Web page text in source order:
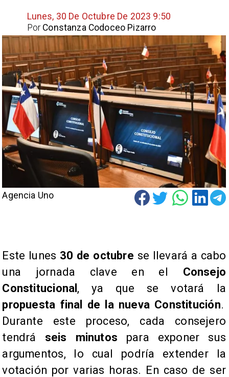
Lunes, 30 De Octubre De 2023 9:50
Constanza Codoceo Pizarro
Por
Agencia Uno
Este lunes 30 de octubre se llevará a cabo
una jornada clave en el Consejo
Constitucional , ya que se votará la
propuesta final de la nueva Constitución.
Durante este proceso, cada consejero
tendrá seis minutos para exponer sus
argumentos, lo cual podría extender la
votación por varias horas. En caso de ser